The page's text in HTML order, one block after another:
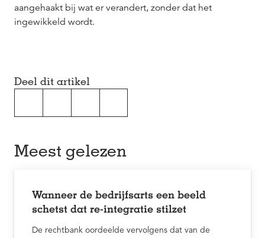
aangehaakt bij wat er verandert, zonder dat het
ingewikkeld wordt.
Deel dit artikel
Meest gelezen
Wanneer de bedrijfsarts een beeld
schetst dat re-integratie stilzet
De rechtbank oordeelde vervolgens dat van de